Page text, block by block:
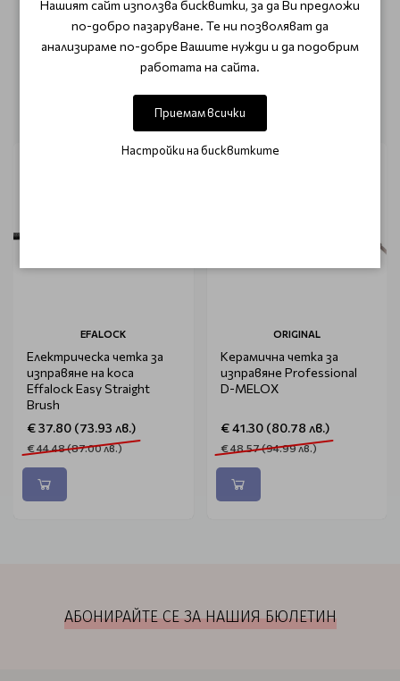
НАПИШЕТЕ ОТЗИВ
ОЩЕ ОТ КАТЕГОРИЯТА
EFALOCK
Електрическа четка за
изправяне на коса
Effalock Easy Straight
Brush
€ 37.80 (73.93 лв.)
€ 44.48 (87.00 лв.)
ORIGINAL
Керамична четка за
изправяне Professional
D-MELOX
€ 41.30 (80.78 лв.)
€ 48.57 (94.99 лв.)
АБОНИРАЙТЕ СЕ ЗА НАШИЯ БЮЛЕТИН
Нашият сайт използва бисквитки, за да Ви предложи
по-добро пазаруване. Те ни позволяват да
анализираме по-добре Вашите нужди и да подобрим
работата на сайта.
Приемам всички
Настройки на бисквитките